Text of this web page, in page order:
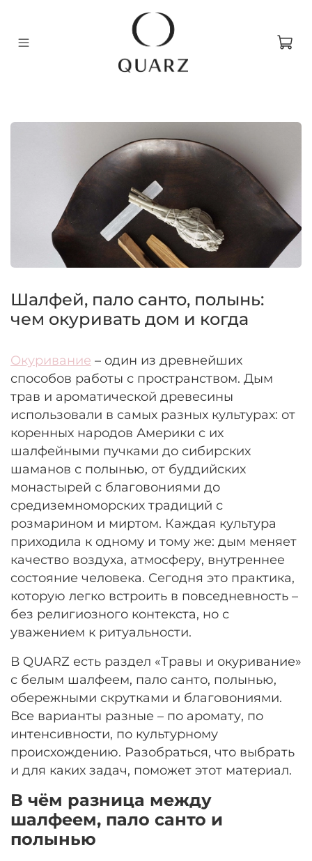
Шалфей, пало санто, полынь:
чем окуривать дом и когда
Окуривание – один из древнейших
способов работы с пространством. Дым
трав и ароматической древесины
использовали в самых разных культурах: от
коренных народов Америки с их
шалфейными пучками до сибирских
шаманов с полынью, от буддийских
монастырей с благовониями до
средиземноморских традиций с
розмарином и миртом. Каждая культура
приходила к одному и тому же: дым меняет
качество воздуха, атмосферу, внутреннее
состояние человека. Сегодня это практика,
которую легко встроить в повседневность –
без религиозного контекста, но с
уважением к ритуальности.
В QUARZ есть раздел «Травы и окуривание»
с белым шалфеем, пало санто, полынью,
обережными скрутками и благовониями.
Все варианты разные – по аромату, по
интенсивности, по культурному
происхождению. Разобраться, что выбрать
и для каких задач, поможет этот материал.
В чём разница между
шалфеем, пало санто и
полынью